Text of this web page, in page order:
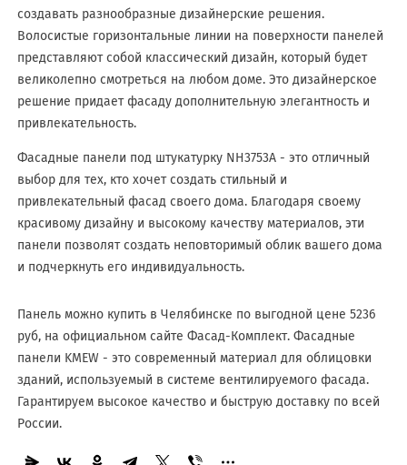
создавать разнообразные дизайнерские решения.
Волосистые горизонтальные линии на поверхности панелей
представляют собой классический дизайн, который будет
великолепно смотреться на любом доме. Это дизайнерское
решение придает фасаду дополнительную элегантность и
привлекательность.
Фасадные панели под штукатурку NH3753A - это отличный
выбор для тех, кто хочет создать стильный и
привлекательный фасад своего дома. Благодаря своему
красивому дизайну и высокому качеству материалов, эти
панели позволят создать неповторимый облик вашего дома
и подчеркнуть его индивидуальность.
Панель можно купить в Челябинске по выгодной цене 5236
руб, на официальном сайте Фасад-Комплект. Фасадные
панели KMEW - это современный материал для облицовки
зданий, используемый в системе вентилируемого фасада.
Гарантируем высокое качество и быструю доставку по всей
России.